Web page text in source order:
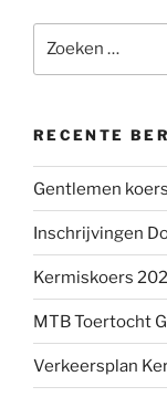
naar:
RECENTE
Gentlemen
Inschrijvingen
Kermiskoers
MTB Toertocht
Verkeersplan